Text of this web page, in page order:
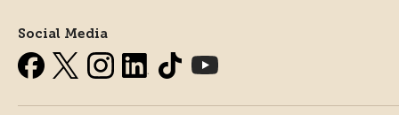
Social Media